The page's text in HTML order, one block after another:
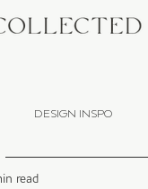
DESIGN INSPO
read